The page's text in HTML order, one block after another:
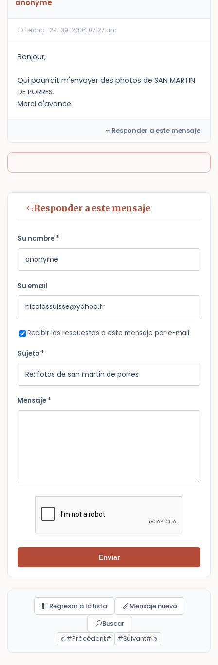
anonyme
Fecha : 29-09-2004 07:27 am
Bonjour,
Qui pourrait m'envoyer des photos de SAN MARTIN
DE PORRES.
Merci d'avance.
Responder a este mensaje
Responder a este mensaje
Su nombre *
Su email
Recibir las respuestas a este mensaje por e-mail
Sujeto *
Mensaje *
Enviar
Regresar a la lista
Mensaje nuevo
Buscar
#Précédent#
#Suivant#